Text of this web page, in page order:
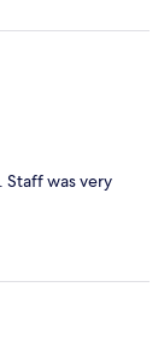
Staff was very